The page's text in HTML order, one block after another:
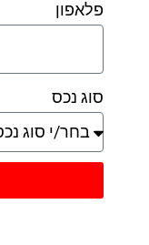
פלאפון
סוג נכס